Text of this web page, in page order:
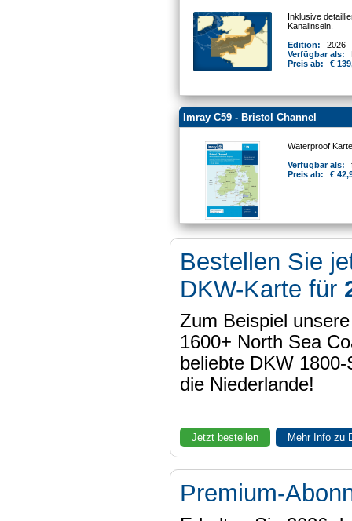
Inklusive
Kanalinseln.
Edition:
2026
Verfügbar als:
Preis ab:
€
Imray C59 - Bristol Channel
Waterproof
Verfügbar als:
Preis ab:
€
Bestellen Sie
DKW-Karte für
Zum Beispiel
1600+ North Sea
beliebte DKW
die Niederlande!
Jetzt bestellen Mehr Info zu
Premium-